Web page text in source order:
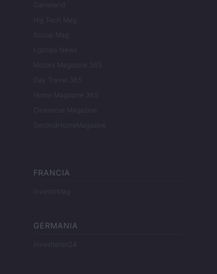
Gameland
Hig Tech Mag
Scoop Mag
Lgbtqia News
Motors Magazine 365
Day Travel 365
Home Magazine 365
Cineverse Magazine
SecondHomeMagazine
FRANCIA
InvestirMag
GERMANIA
Investieren24